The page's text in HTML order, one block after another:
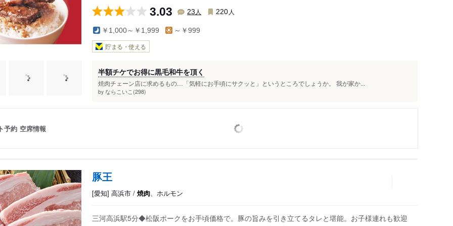
3.03 23 人 220 人
￥1,000～￥1,999 ～￥999
貯まる・使える
半額チケでお得に黒毛和牛を頂く
焼肉チェーン店に求めるもの…「気軽にお手頃にサクッと」というところでしょうか。 我が家か...
by ならこいこ(298)
予約 空席情報
豚王
[愛知] 高浜市 / 焼肉、ホルモン
三河高浜駅5分◆松阪ポークをお手頃価格で。豚の旨みを引き立てるタレと堪能。お子様連れも歓迎